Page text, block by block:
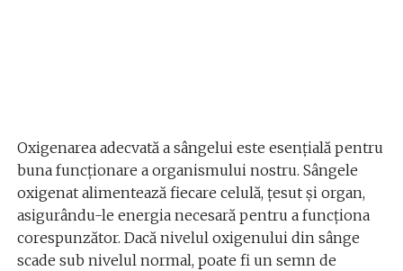
Oxigenarea adecvată a sângelui este esențială pentru
buna funcționare a organismului nostru. Sângele
oxigenat alimentează fiecare celulă, țesut și organ,
asigurându-le energia necesară pentru a funcționa
corespunzător. Dacă nivelul oxigenului din sânge
scade sub nivelul normal, poate fi un semn de